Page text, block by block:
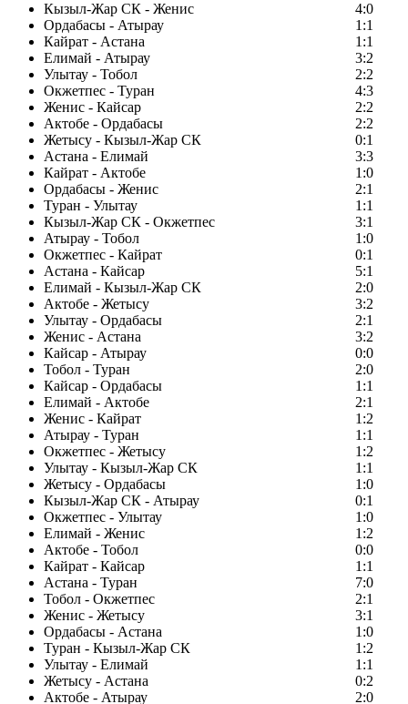
Кызыл-Жар СК - Женис
4:0
Ордабасы - Атырау
1:1
Кайрат - Астана
1:1
Елимай - Атырау
3:2
Улытау - Тобол
2:2
Окжетпес - Туран
4:3
Женис - Кайсар
2:2
Актобе - Ордабасы
2:2
Жетысу - Кызыл-Жар СК
0:1
Астана - Елимай
3:3
Кайрат - Актобе
1:0
Ордабасы - Женис
2:1
Туран - Улытау
1:1
Кызыл-Жар СК - Окжетпес
3:1
Атырау - Тобол
1:0
Окжетпес - Кайрат
0:1
Астана - Кайсар
5:1
Елимай - Кызыл-Жар СК
2:0
Актобе - Жетысу
3:2
Улытау - Ордабасы
2:1
Женис - Астана
3:2
Кайсар - Атырау
0:0
Тобол - Туран
2:0
Кайсар - Ордабасы
1:1
Елимай - Актобе
2:1
Женис - Кайрат
1:2
Атырау - Туран
1:1
Окжетпес - Жетысу
1:2
Улытау - Кызыл-Жар СК
1:1
Жетысу - Ордабасы
1:0
Кызыл-Жар СК - Атырау
0:1
Окжетпес - Улытау
1:0
Елимай - Женис
1:2
Актобе - Тобол
0:0
Кайрат - Кайсар
1:1
Астана - Туран
7:0
Тобол - Окжетпес
2:1
Женис - Жетысу
3:1
Ордабасы - Астана
1:0
Туран - Кызыл-Жар СК
1:2
Улытау - Елимай
1:1
Жетысу - Астана
0:2
Актобе - Атырау
2:0